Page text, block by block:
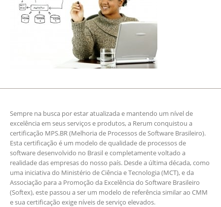
Sempre na busca por estar atualizada e mantendo um nível de
excelência em seus serviços e produtos, a Rerum conquistou a
certificação MPS.BR (Melhoria de Processos de Software Brasileiro).
Esta certificação é um modelo de qualidade de processos de
software desenvolvido no Brasil e completamente voltado a
realidade das empresas do nosso país. Desde a última década, como
uma iniciativa do Ministério de Ciência e Tecnologia (MCT), e da
Associação para a Promoção da Excelência do Software Brasileiro
(Softex), este passou a ser um modelo de referência similar ao CMM
e sua certificação exige níveis de serviço elevados.